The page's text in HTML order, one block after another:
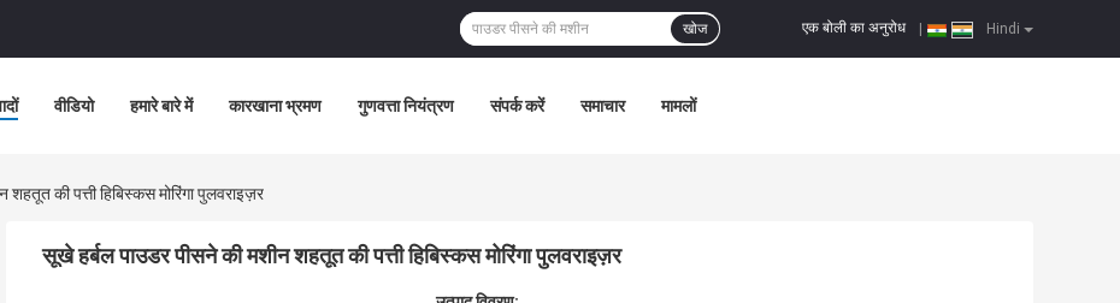
Hindi
एक बोली का अनुरोध
खोज
वीडियो हमारे बारे में कारखाना भ्रमण गुणवत्ता नियंत्रण संपर्क करें समाचार मामलों
की पत्ती हिबिस्कस मोरिंगा पुलवराइज़र
सूखे हर्बल पाउडर पीसने की मशीन शहतूत की पत्ती हिबिस्कस मोरिंगा पुलवराइज़र